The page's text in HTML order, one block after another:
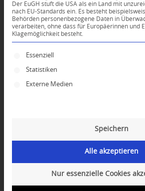
Der EuGH stuft die USA als ein Land mit
nach EU-Standards ein. Es besteht
Behörden personenbezogene Daten in
verarbeiten, ohne dass für Europäerinnen und
Klagemöglichkeit besteht.
Es folgt eine Liste der
Essenziell
Statistiken
Externe Medien
Speichern
Alle akzeptieren
Nur essenzielle Cookies